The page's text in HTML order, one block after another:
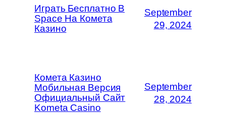
Играть Бесплатно В
Space На Комета
Казино
September
29, 2024
Комета Казино
Мобильная Версия
Официальный Сайт
Kometa Casino
September
28, 2024